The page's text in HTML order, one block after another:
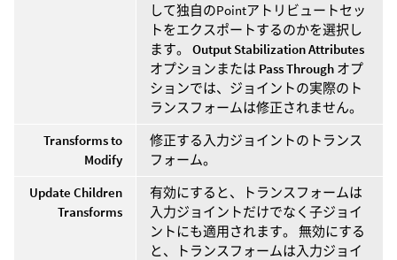
して独自のPointアトリビュートセッ
トをエクスポートするのかを選択し
ます。 Output Stabilization Attributes
オプションまたは Pass Through オプ
ションでは、ジョイントの実際のト
ランスフォームは修正されません。
Transforms to
Modify
修正する入力ジョイントのトランス
フォーム。
Update Children
Transforms
有効にすると、トランスフォームは
入力ジョイントだけでなく子ジョイ
ントにも適用されます。 無効にする
と、トランスフォームは入力ジョイ